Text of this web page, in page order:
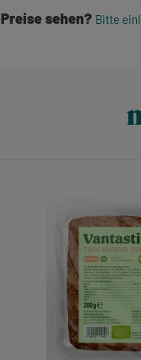
Preise sehen? Bitte